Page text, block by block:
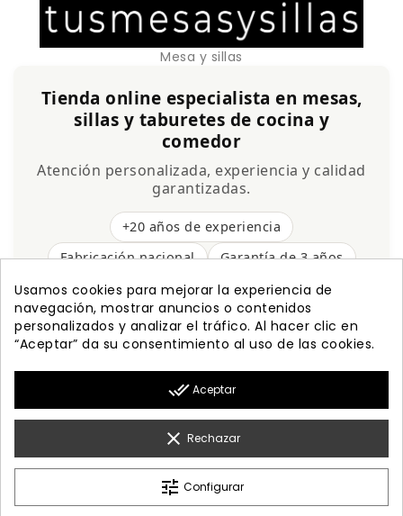
Mesa y sillas
Tienda online especialista en mesas,
sillas y taburetes de cocina y
comedor
Atención personalizada, experiencia y calidad
garantizadas.
+20 años de experiencia
Fabricación nacional
Garantía de 3 años
Envío gratis
PRODUCTOS 

INFORMACIÓN 
© 2026 - Diseño Web By Optimiza
Usamos cookies para mejorar la experiencia de
navegación, mostrar anuncios o contenidos
personalizados y analizar el tráfico. Al hacer clic en
“Aceptar” da su consentimiento al uso de las cookies.
done_all Aceptar
clear Rechazar
tune Configurar